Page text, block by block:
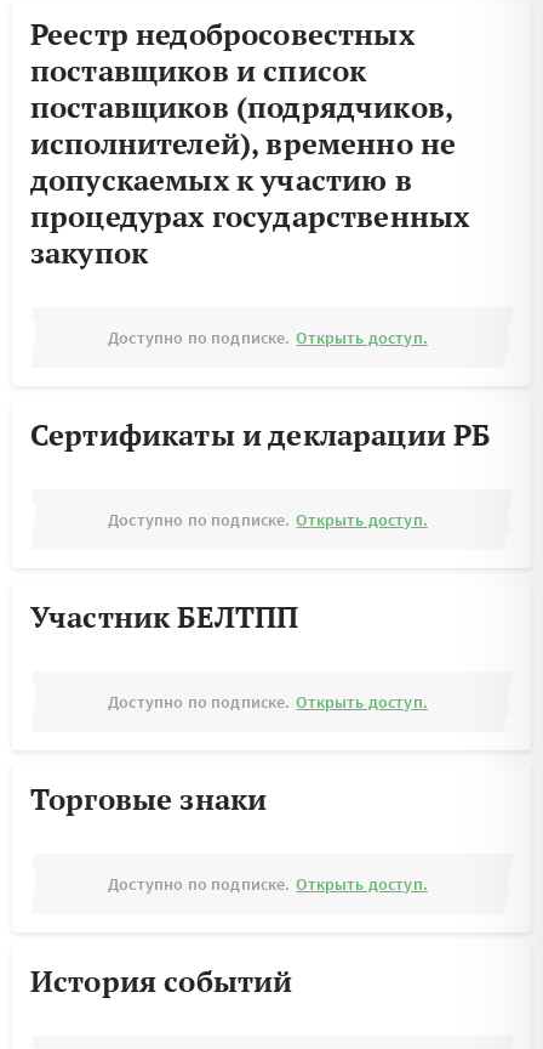
Реестр недобросовестных
поставщиков и список
поставщиков (подрядчиков,
исполнителей), временно не
допускаемых к участию в
процедурах государственных
закупок
Доступно по подписке. Открыть доступ.
Сертификаты и декларации РБ
Доступно по подписке. Открыть доступ.
Участник БЕЛТПП
Доступно по подписке. Открыть доступ.
Торговые знаки
Доступно по подписке. Открыть доступ.
История событий